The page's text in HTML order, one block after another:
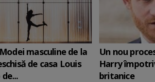
masculine de la
de casa Louis
Un nou
Harry
britanice